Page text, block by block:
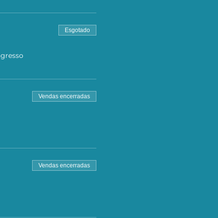
Esgotado
Vendas encerradas
Vendas encerradas